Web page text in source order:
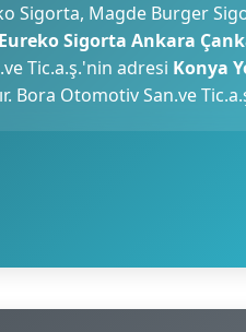
Sigorta, Magde Burger
Sigorta Ankara
Tic.a.ş.'nin adresi Konya
Bora Otomotiv San.ve